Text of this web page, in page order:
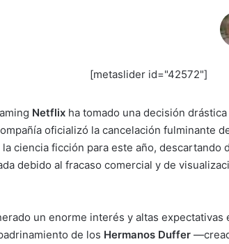
[metaslider id="42572"]
Netflix ha tomado una decisión
oficializó la cancelación fulminante
ciencia ficción para este año, descartando
debido al fracaso comercial y de
un enorme interés y altas expectativas
de los Hermanos Duffer